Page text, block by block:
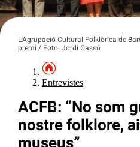
L'Agrupació Cultural Folklòrica de
premi / Foto: Jordi Cassú
Entrevistes
ACFB: “No som
nostre folklore,
museus”